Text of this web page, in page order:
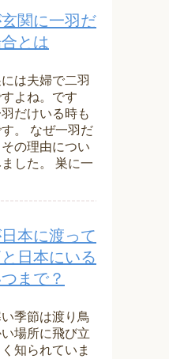
関に一羽だ
とは
は夫婦で二羽
よね。です
だけいる時も
。 なぜ一羽だ
の理由につい
した。 巣に一
本に渡って
日本にいる
まで？
季節は渡り鳥
場所に飛び立
知られていま